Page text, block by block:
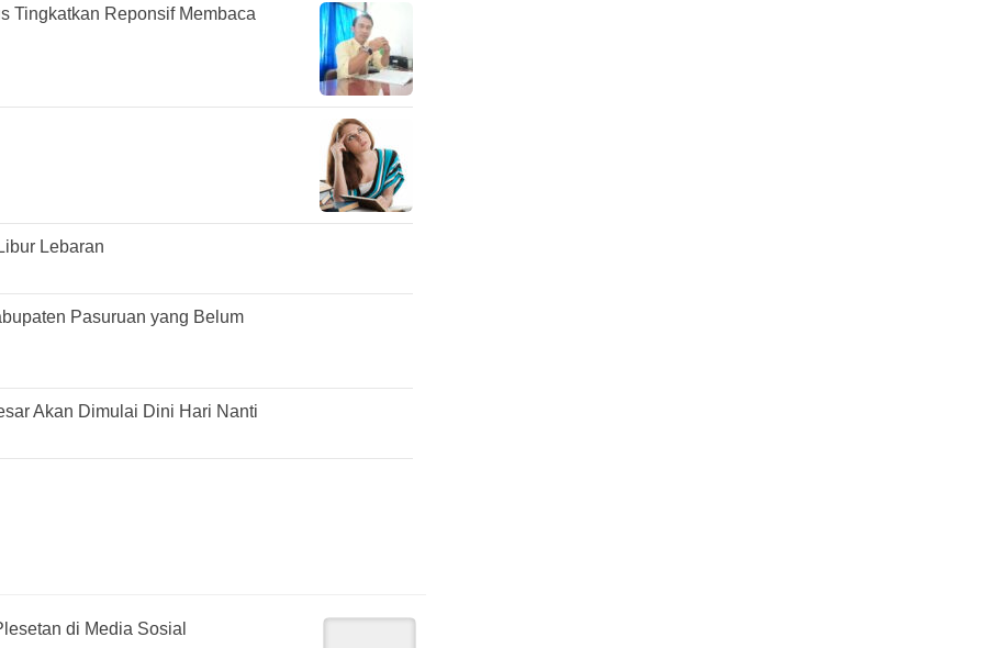
Tingkatkan Reponsif Membaca
Lebaran
Pasuruan yang Belum
Akan Dimulai Dini Hari Nanti
di Media Sosial